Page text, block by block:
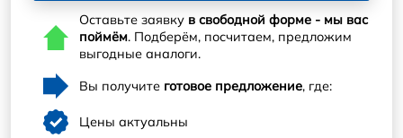
Оставьте заявку в свободной форме - мы вас
поймём. Подберём, посчитаем, предложим
выгодные аналоги.
Вы получите готовое предложение, где:
Цены актуальны